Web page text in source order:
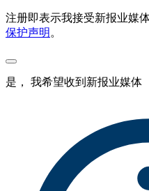
注册即表示我接受新报业媒
保护声明 。
是， 我希望收到新报业媒体